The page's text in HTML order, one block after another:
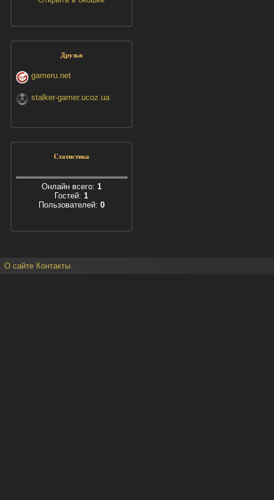
Друзья
gameru.net
stalker-gamer.ucoz.ua
Статистика
Онлайн всего: 1
Гостей: 1
Пользователей: 0
О сайте Контакты